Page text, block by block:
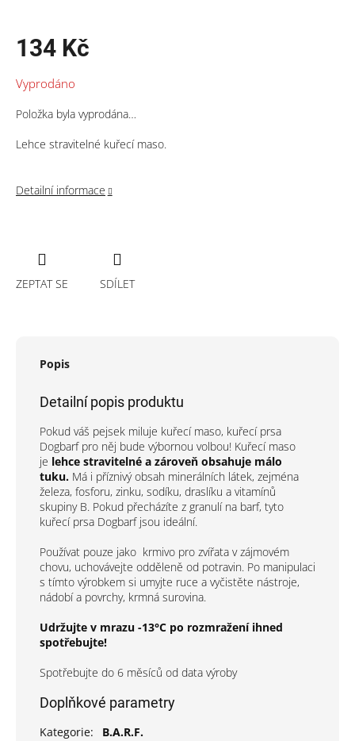
134 Kč
cena:
Vyprodáno
Položka byla vyprodána…
Lehce stravitelné kuřecí maso.
Detailní informace
ZEPTAT SE SDÍLET
Popis
Detailní popis produktu
Pokud váš pejsek miluje kuřecí maso, kuřecí prsa
Dogbarf pro něj bude výbornou volbou! Kuřecí maso
je lehce stravitelné a zároveň obsahuje málo
tuku. Má i příznivý obsah minerálních látek, zejména
železa, fosforu, zinku, sodíku, draslíku a vitamínů
skupiny B. Pokud přecházíte z granulí na barf, tyto
kuřecí prsa Dogbarf jsou ideální.
Používat pouze jako krmivo pro zvířata v zájmovém
chovu, uchovávejte odděleně od potravin. Po manipulaci
s tímto výrobkem si umyjte ruce a vyčistěte nástroje,
nádobí a povrchy, krmná surovina.
Udržujte v mrazu -13°C po rozmražení ihned
spotřebujte!
Spotřebujte do 6 měsíců od data výroby
Doplňkové parametry
Kategorie:
B.A.R.F.